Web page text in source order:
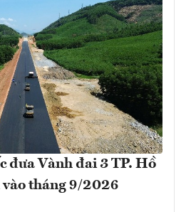
đưa Vành đai 3 TP. Hồ
tháng 9/2026